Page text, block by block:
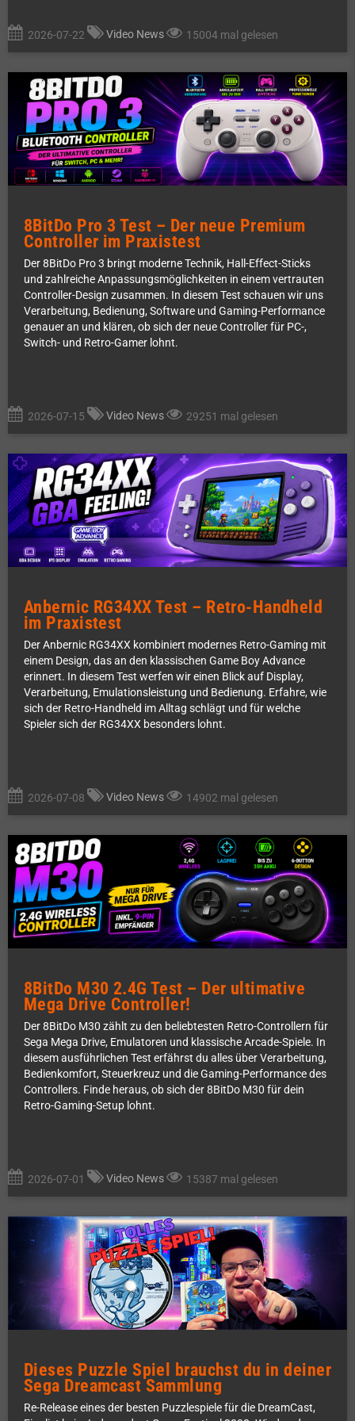
2026-07-22 Video News 15004 mal gelesen
8BitDo Pro 3 Test – Der neue Premium
Controller im Praxistest
Der 8BitDo Pro 3 bringt moderne Technik, Hall-Effect-Sticks
und zahlreiche Anpassungsmöglichkeiten in einem vertrauten
Controller-Design zusammen. In diesem Test schauen wir uns
Verarbeitung, Bedienung, Software und Gaming-Performance
genauer an und klären, ob sich der neue Controller für PC-,
Switch- und Retro-Gamer lohnt.
2026-07-15 Video News 29251 mal gelesen
Anbernic RG34XX Test – Retro-Handheld
im Praxistest
Der Anbernic RG34XX kombiniert modernes Retro-Gaming mit
einem Design, das an den klassischen Game Boy Advance
erinnert. In diesem Test werfen wir einen Blick auf Display,
Verarbeitung, Emulationsleistung und Bedienung. Erfahre, wie
sich der Retro-Handheld im Alltag schlägt und für welche
Spieler sich der RG34XX besonders lohnt.
2026-07-08 Video News 14902 mal gelesen
8BitDo M30 2.4G Test – Der ultimative
Mega Drive Controller!
Der 8BitDo M30 zählt zu den beliebtesten Retro-Controllern für
Sega Mega Drive, Emulatoren und klassische Arcade-Spiele. In
diesem ausführlichen Test erfährst du alles über Verarbeitung,
Bedienkomfort, Steuerkreuz und die Gaming-Performance des
Controllers. Finde heraus, ob sich der 8BitDo M30 für dein
Retro-Gaming-Setup lohnt.
2026-07-01 Video News 15387 mal gelesen
Dieses Puzzle Spiel brauchst du in deiner
Sega Dreamcast Sammlung
Re-Release eines der besten Puzzlespiele für die DreamCast,